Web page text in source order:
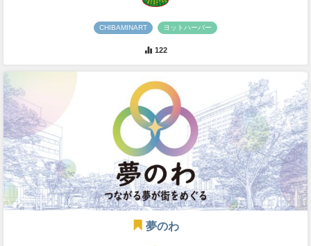
CHIBAMINART ヨットハーバー
122
夢のわ